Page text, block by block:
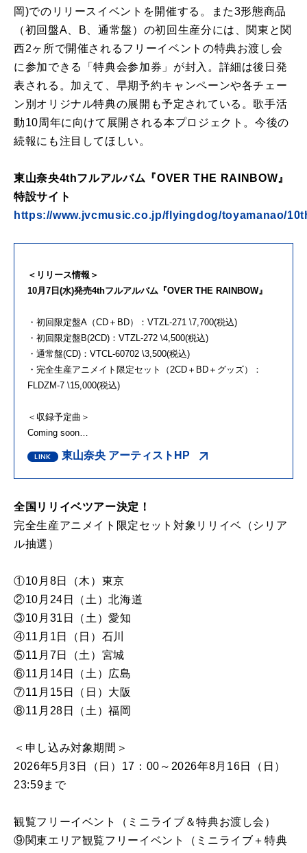
岡)でのリリースイベントを開催する。また3形態商品
（初回盤A、B、通常盤）の初回生産分には、関東と関
西2ヶ所で開催されるフリーイベントの特典お渡し会
に参加できる「特典会参加券」が封入。詳細は後日発
表される。加えて、早期予約キャンペーンや各チェー
ン別オリジナル特典の展開も予定されている。歌手活
動10周年に向けて展開される本プロジェクト。今後の
続報にも注目してほしい。
東山奈央4thフルアルバム『OVER THE RAINBOW』
特設サイト
https://www.jvcmusic.co.jp/flyingdog/toyamanao/
＜リリース情報＞
10月7日(水)発売4thフルアルバム『OVER THE RAINBOW』
・初回限定盤A（CD＋BD）：VTZL-271 \7,700(税込)
・初回限定盤B(2CD)：VTZL-272 \4,500(税込)
・通常盤(CD)：VTCL-60702 \3,500(税込)
・完全生産アニメイト限定セット（2CD＋BD＋グッズ）：
FLDZM-7 \15,000(税込)
＜収録予定曲＞
Coming soon…
東山奈央 アーティストHP
全国リリイベツアー決定！
完全生産アニメイト限定セット対象リリイベ（シリア
ル抽選）
①10月8日（木）東京
②10月24日（土）北海道
③10月31日（土）愛知
④11月1日（日）石川
⑤11月7日（土）宮城
⑥11月14日（土）広島
⑦11月15日（日）大阪
⑧11月28日（土）福岡
＜申し込み対象期間＞
2026年5月3日（日）17：00～2026年8月16日（日）
23:59まで
観覧フリーイベント（ミニライブ＆特典お渡し会）
⑨関東エリア観覧フリーイベント（ミニライブ＋特典